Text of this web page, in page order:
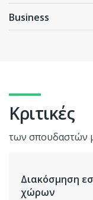
Business
Κριτικές
των σπουδαστών
Διακόσμηση
χώρων